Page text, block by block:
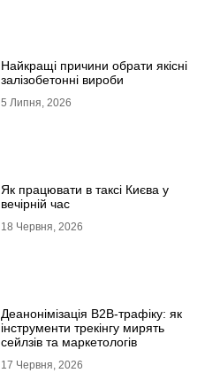
Найкращі причини обрати якісні
залізобетонні вироби
5 Липня, 2026
Як працювати в таксі Києва у
вечірній час
18 Червня, 2026
Деанонімізація B2B-трафіку: як
інструменти трекінгу мирять
сейлзів та маркетологів
17 Червня, 2026